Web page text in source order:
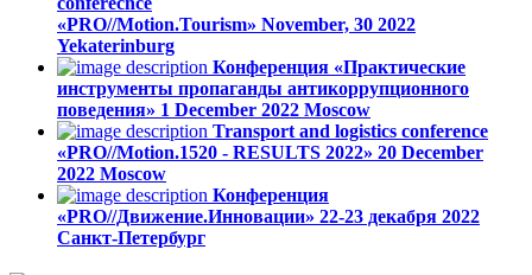
«PRO//Motion.Tourism» November, 30 2022
Yekaterinburg
Конференция «Практические
инструменты пропаганды антикоррупционного
поведения» 1 December 2022 Moscow
Transport and logistics conference
«PRO//Motion.1520 - RESULTS 2022» 20 December
2022 Moscow
Конференция
«PRO//Движение.Инновации» 22-23 декабря 2022
Санкт-Петербург